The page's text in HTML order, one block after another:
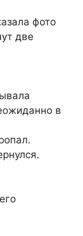
фото
две
в